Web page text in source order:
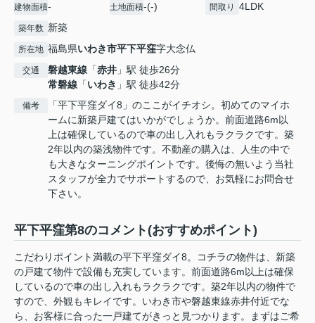
建物面積- 土地面積-(-) 間取り 4LDK
築年数 新築
所在地 福島県いわき市平下平窪字大念仏
交通 磐越東線 「赤井 」駅 徒歩26分
常磐線 「いわき 」駅 徒歩42分
備考
「平下平窪ダイ8」のここがイチオシ。初めてのマイホ
ームに新築戸建てはいかがでしょうか。前面道路6m以
上は確保しているので車の出し入れもラクラクです。築
2年以内の築浅物件です。不動産の購入は、人生の中で
も大きなターニングポイントです。後悔の無いよう当社
スタッフが全力でサポートするので、お気軽にお問合せ
下さい。
平下平窪第8のコメント(おすすめポイント)
こだわりポイント満載の平下平窪ダイ8。コチラの物件は、新築
の戸建て物件で設備も充実しています。前面道路6m以上は確保
しているので車の出し入れもラクラクです。築2年以内の物件で
すので、外観もキレイです。いわき市や磐越東線赤井付近でな
ら、お客様に合った一戸建てがきっと見つかります。まずはご希